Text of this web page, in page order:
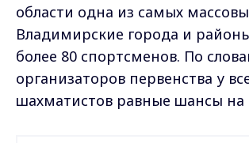
области одна из самых
Владимирские города и
более 80 спортсменов. По
организаторов первенства у
шахматистов равные шансы на